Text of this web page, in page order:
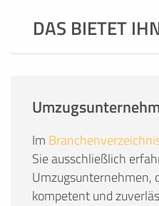
DAS BIETET
Im
Sie ausschließlich
Umzugsunternehmen,
kompetent und